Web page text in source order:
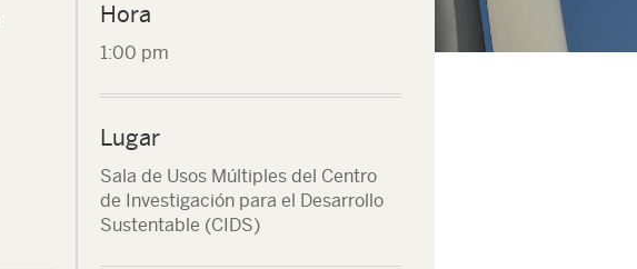
Hora
1:00 pm
Lugar
Sala de Usos Múltiples del Centro
de Investigación para el Desarrollo
Sustentable (CIDS)